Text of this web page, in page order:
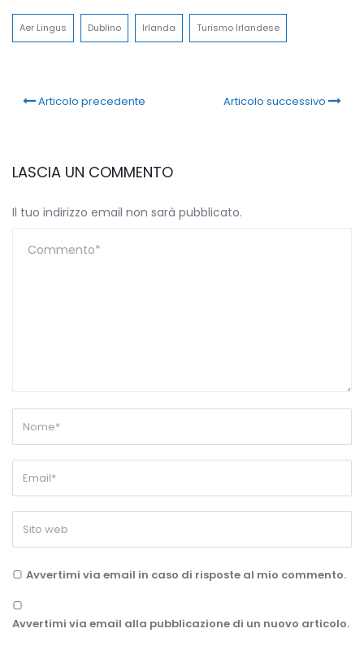
Aer Lingus Dublino Irlanda Turismo Irlandese
Articolo precedente Articolo successivo
LASCIA UN COMMENTO
Il tuo indirizzo email non sarà pubblicato.
Avvertimi via email in caso di risposte al mio commento.
Avvertimi via email alla pubblicazione di un nuovo articolo.